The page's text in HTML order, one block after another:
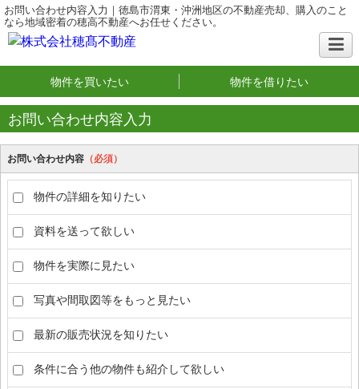
お問い合わせ内容入力｜徳島市渭東・沖洲地区の不動産売却、購入のこと
なら地域密着の穂高不動産へお任せください。
物件を買いたい 物件を借りたい
お問い合わせ内容入力
お問い合わせ内容 （必須）
物件の詳細を知りたい
資料を送って欲しい
物件を実際に見たい
写真や間取図等をもっと見たい
最新の販売状況を知りたい
条件に合う他の物件も紹介して欲しい